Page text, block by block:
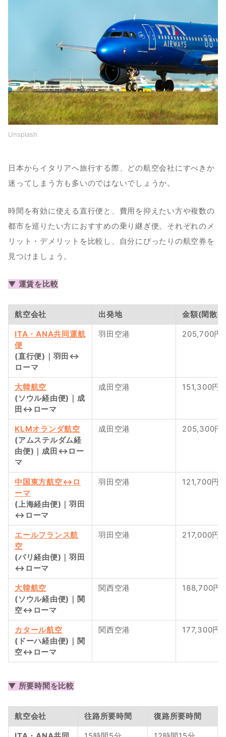
Unsplash
日本からイタリアへ旅行する際、どの航空会社にすべきか
迷ってしまう方も多いのではないでしょうか。
時間を有効に使える直行便と、費用を抑えたい方や複数の
都市を巡りたい方におすすめの乗り継ぎ便。それぞれのメ
リット・デメリットを比較し、自分にぴったりの航空券を
見つけましょう。
▼ 運賃を比較
航空会社 出発地 金額(閑散
ITA・ANA共同運航
便
(直行便)｜羽田↔︎
ローマ
羽田空港 205,700円
大韓航空
(ソウル経由便)｜成
田↔︎ローマ
成田空港 151,300円
KLMオランダ航空
(アムステルダム経
由便)｜成田↔︎ロー
マ
成田空港 205,300円
中国東方航空↔︎ロ
ーマ
(上海経由便)｜羽田
↔︎ローマ
羽田空港 121,700円
エールフランス航
空
(パリ経由便)｜羽田
↔︎ローマ
羽田空港 217,000円
大韓航空
(ソウル経由便)｜関
空↔︎ローマ
関西空港 188,700円
カタール航空
(ドーハ経由便)｜関
空↔︎ローマ
関西空港 177,300円
▼ 所要時間を比較
航空会社 往路所要時間 復路所要時間